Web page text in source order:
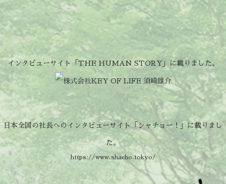
インタビューサイト「THE HUMAN STORY」に載りました。
日本全国の社長へのインタビューサイト「シャチョー！」に載りまし
た。
https://www.shacho.tokyo/